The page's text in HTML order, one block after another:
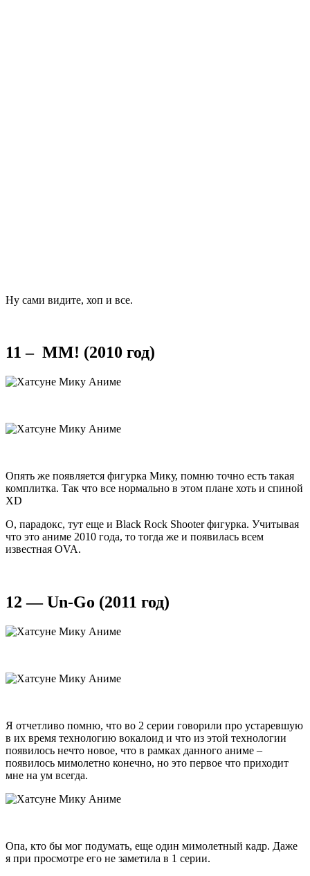
Ну сами видите, хоп и все.
11 – MM! (2010 год)
Опять же появляется фигурка Мику, помню точно есть такая
комплитка. Так что все нормально в этом плане хоть и спиной
XD
О, парадокс, тут еще и Black Rock Shooter фигурка. Учитывая
что это аниме 2010 года, то тогда же и появилась всем
известная OVA.
12 — Un-Go (2011 год)
Я отчетливо помню, что во 2 серии говорили про устаревшую
в их время технологию вокалоид и что из этой технологии
появилось нечто новое, что в рамках данного аниме –
появилось мимолетно конечно, но это первое что приходит
мне на ум всегда.
Опа, кто бы мог подумать, еще один мимолетный кадр. Даже
я при просмотре его не заметила в 1 серии.